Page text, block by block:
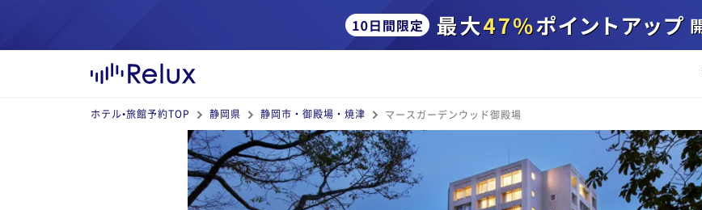
ホテル•旅館予約TOP 静岡県 静岡市・御殿場・焼津 マースガーデンウッド御殿場